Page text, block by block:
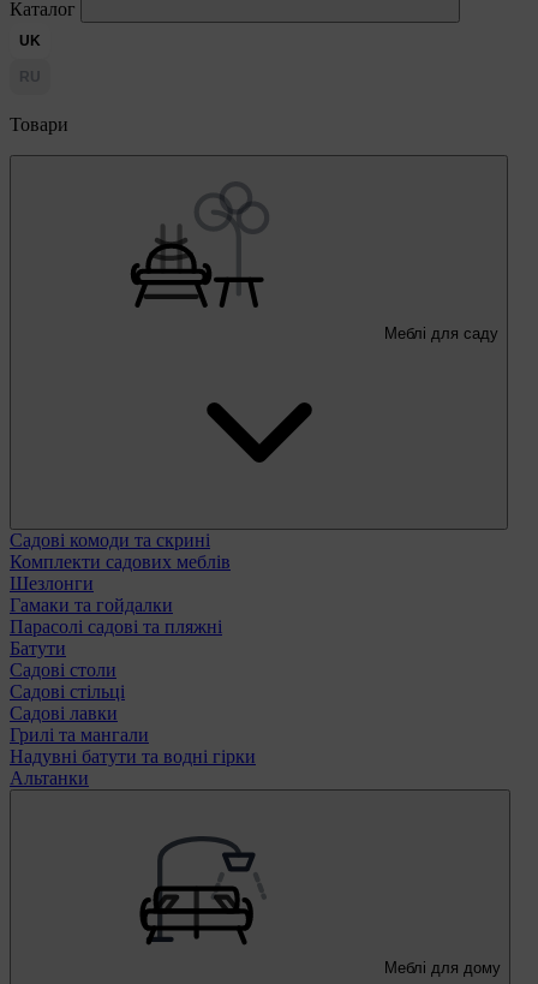
Каталог
UK
RU
Товари
Меблі для саду
Садові комоди та скрині
Комплекти садових меблів
Шезлонги
Гамаки та гойдалки
Парасолі садові та пляжні
Батути
Садові столи
Садові стільці
Садові лавки
Грилі та мангали
Надувні батути та водні гірки
Альтанки
Меблі для дому